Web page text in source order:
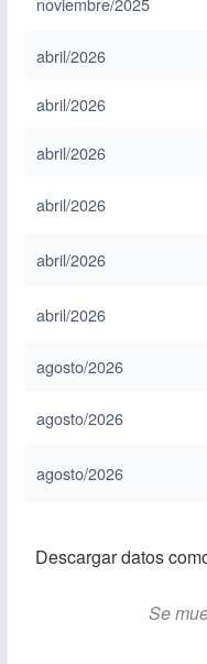
abril/2026
abril/2026
abril/2026
abril/2026
abril/2026
abril/2026
agosto/2026
agosto/2026
agosto/2026
Descargar datos
Se